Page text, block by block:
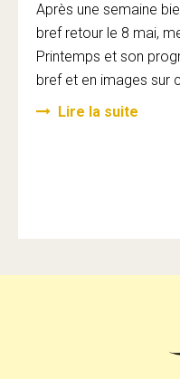
Après une semaine
bref retour le 8 mai,
Printemps et son
bref et en images sur
Lire la suite